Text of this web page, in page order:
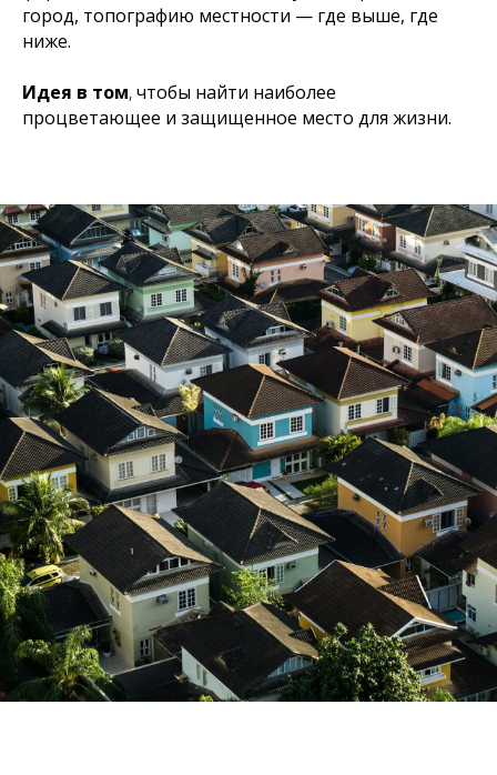
город, топографию местности — где выше, где
ниже.
Идея в том,чтобы найти наиболее
процветающее и защищенное место для жизни.